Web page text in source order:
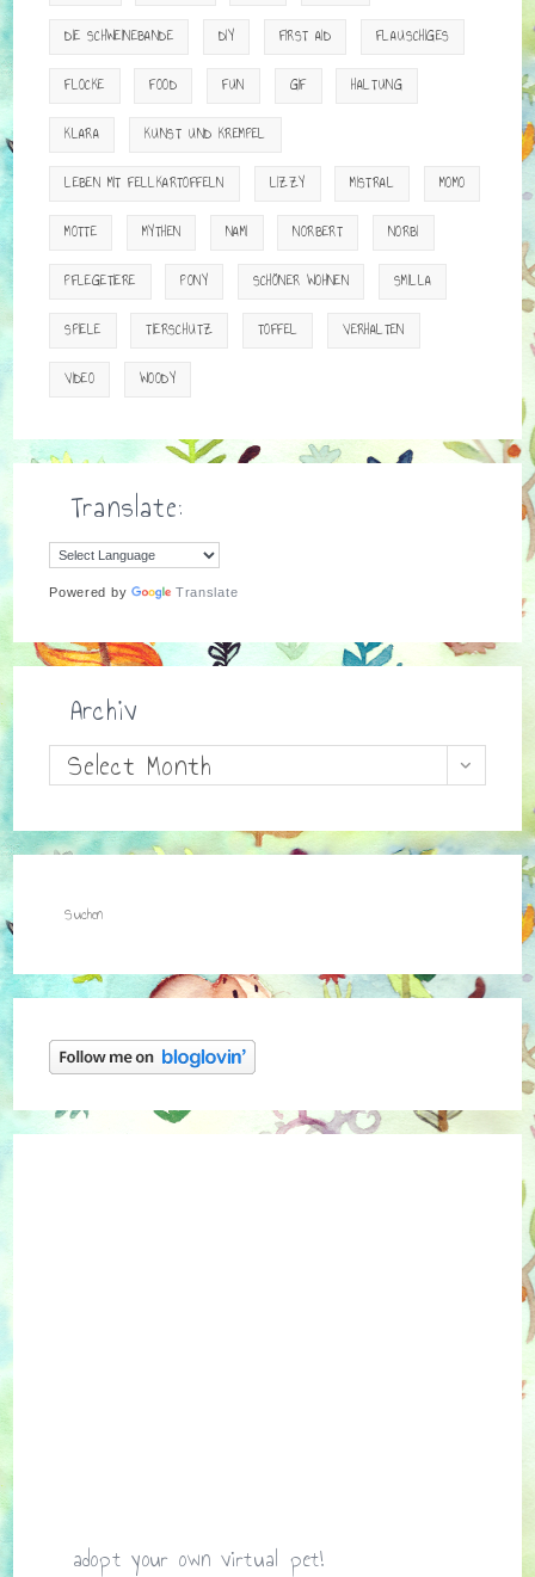
DIE SCHWEINEBANDE DIY FIRST AID FLAUSCHIGES
FLOCKE FOOD FUN GIF HALTUNG
KLARA KUNST UND KREMPEL
LEBEN MIT FELLKARTOFFELN LIZZY MISTRAL MOMO
MOTTE MYTHEN NAMI NORBERT NORBI
PFLEGETIERE PONY SCHÖNER WOHNEN SMILLA
SPIELE TIERSCHUTZ TOFFEL VERHALTEN
VIDEO WOODY
Translate:
Powered by Translate
Archiv
ArchivSelect Month
adopt your own virtual pet!